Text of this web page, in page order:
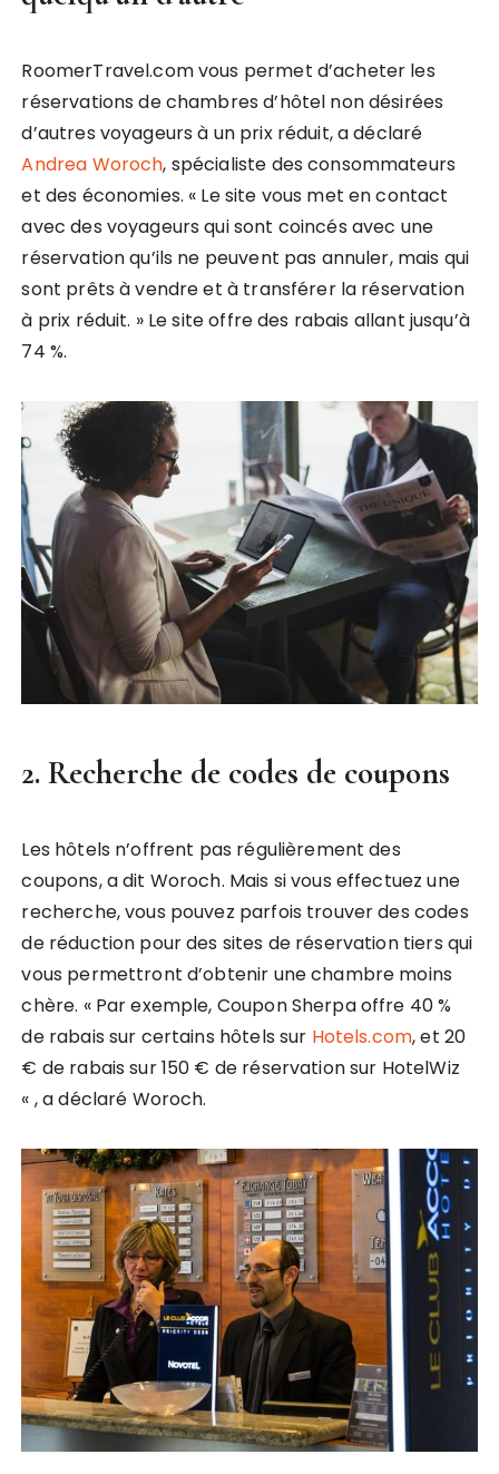
RoomerTravel.com vous permet d’acheter les
réservations de chambres d’hôtel non désirées
d’autres voyageurs à un prix réduit, a déclaré
Andrea Woroch, spécialiste des consommateurs
et des économies. « Le site vous met en contact
avec des voyageurs qui sont coincés avec une
réservation qu’ils ne peuvent pas annuler, mais qui
sont prêts à vendre et à transférer la réservation
à prix réduit. » Le site offre des rabais allant jusqu’à
74 %.
2. Recherche de codes de coupons
Les hôtels n’offrent pas régulièrement des
coupons, a dit Woroch. Mais si vous effectuez une
recherche, vous pouvez parfois trouver des codes
de réduction pour des sites de réservation tiers qui
vous permettront d’obtenir une chambre moins
chère. « Par exemple, Coupon Sherpa offre 40 %
de rabais sur certains hôtels sur Hotels.com, et 20
€ de rabais sur 150 € de réservation sur HotelWiz
« , a déclaré Woroch.